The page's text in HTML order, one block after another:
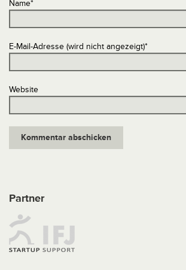
Name*
E-Mail-Adresse (wird nicht angezeigt)*
Website
Partner